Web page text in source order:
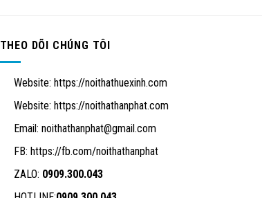
THEO DÕI CHÚNG TÔI
Website: https://noithathuexinh.com
Website: https://noithathanphat.com
Email: noithathanphat@gmail.com
FB: https://fb.com/noithathanphat
ZALO: 0909.300.043